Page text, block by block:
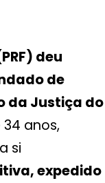
deu
de
da Justiça do
anos,
si
expedido